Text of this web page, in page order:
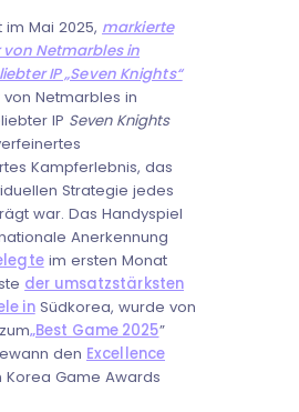
Mai 2025, markierte
von Netmarbles in
IP „Seven Knights“
Netmarbles in
IP Seven Knights
Kampferlebnis, das
Strategie jedes
war. Das Handyspiel
Anerkennung
im ersten Monat
der umsatzstärksten
inSüdkorea, wurde von
„Best Game 2025”
den Excellence
Korea Game Awards